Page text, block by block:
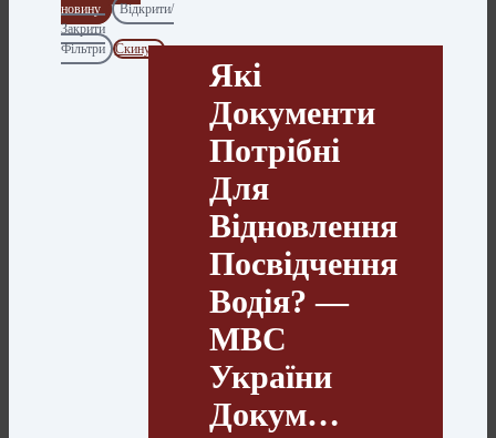
новину
Відкрити/
Закрити
Фільтри
Скинути
Які
Документи
Потрібні
Для
Відновлення
Посвідчення
Водія? —
МВС
України
Докум…